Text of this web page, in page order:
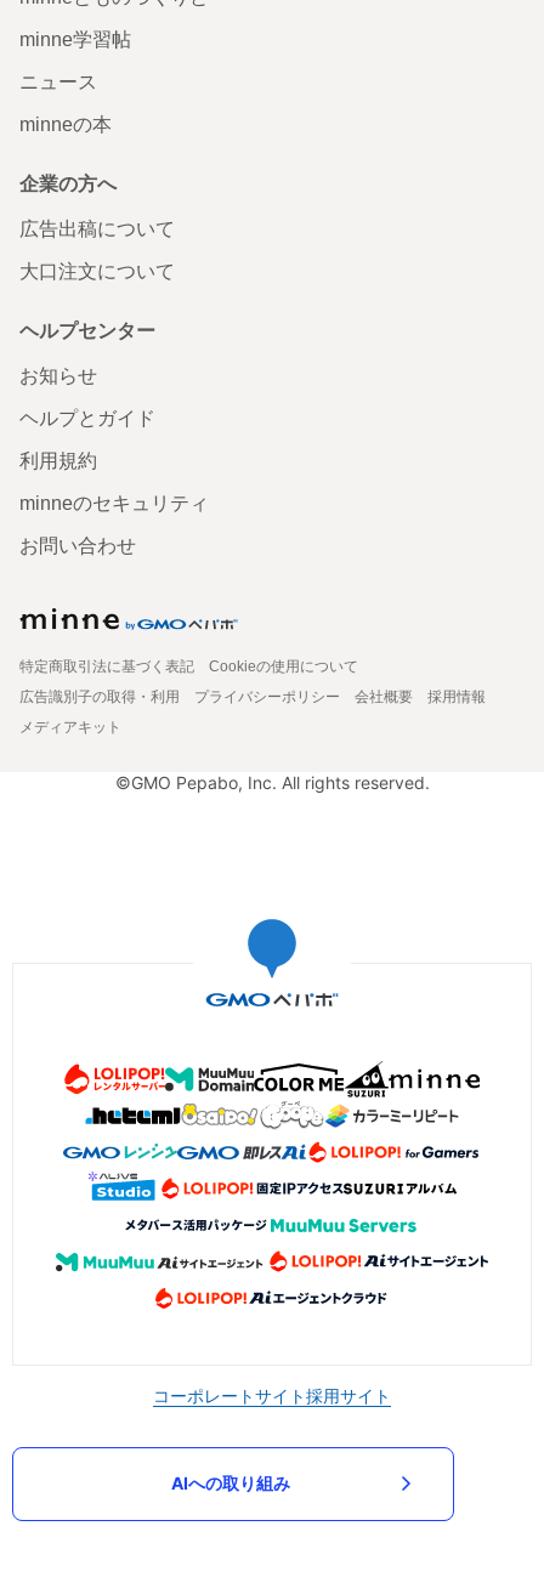
minne学習帖
ニュース
minneの本
企業の方へ
広告出稿について
大口注文について
ヘルプセンター
お知らせ
ヘルプとガイド
利用規約
minneのセキュリティ
お問い合わせ
特定商取引法に基づく表記
Cookieの使用について
広告識別子の取得・利用
プライバシーポリシー 会社概要
採用情報
メディアキット
©GMO Pepabo, Inc. All rights reserved.
コーポレートサイト採用サイト
AIへの取り組み